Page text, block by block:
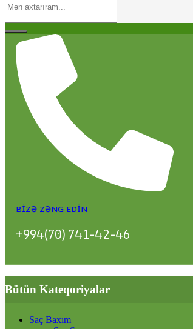
BIZƏ ZƏNG EDIN
+994(70) 741-42-46
Bütün Kateqoriyalar
Saç Baxım